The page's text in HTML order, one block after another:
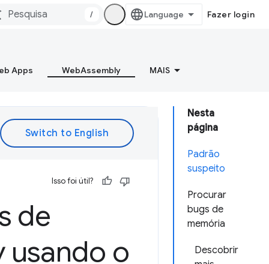
/ Fazer login
Apps WebAssembly MAIS
Nesta
página
Padrão
suspeito
Procurar
bugs de
memória
Descobrir
Isso foi útil?
de
usando o